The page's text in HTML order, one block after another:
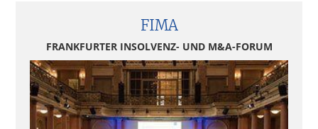
FIMA
FRANKFURTER INSOLVENZ- UND M&A-FORUM